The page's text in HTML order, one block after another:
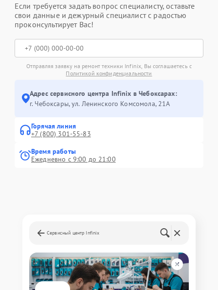
Если требуется задать вопрос специалисту, оставьте
свои данные и дежурный специалист с радостью
проконсультирует Вас!
Отправляя заявку на ремонт техники Infinix, Вы соглашаетесь с
Политикой конфиденциальности
Адрес сервисного центра Infinix в Чебоксарах:
г. Чебоксары, ул. Ленинского Комсомола, 21А
Горячая линия
+7 (800) 301-55-83
Время работы
Ежедневно с 9:00 до 21:00
Сервисный центр Infinix